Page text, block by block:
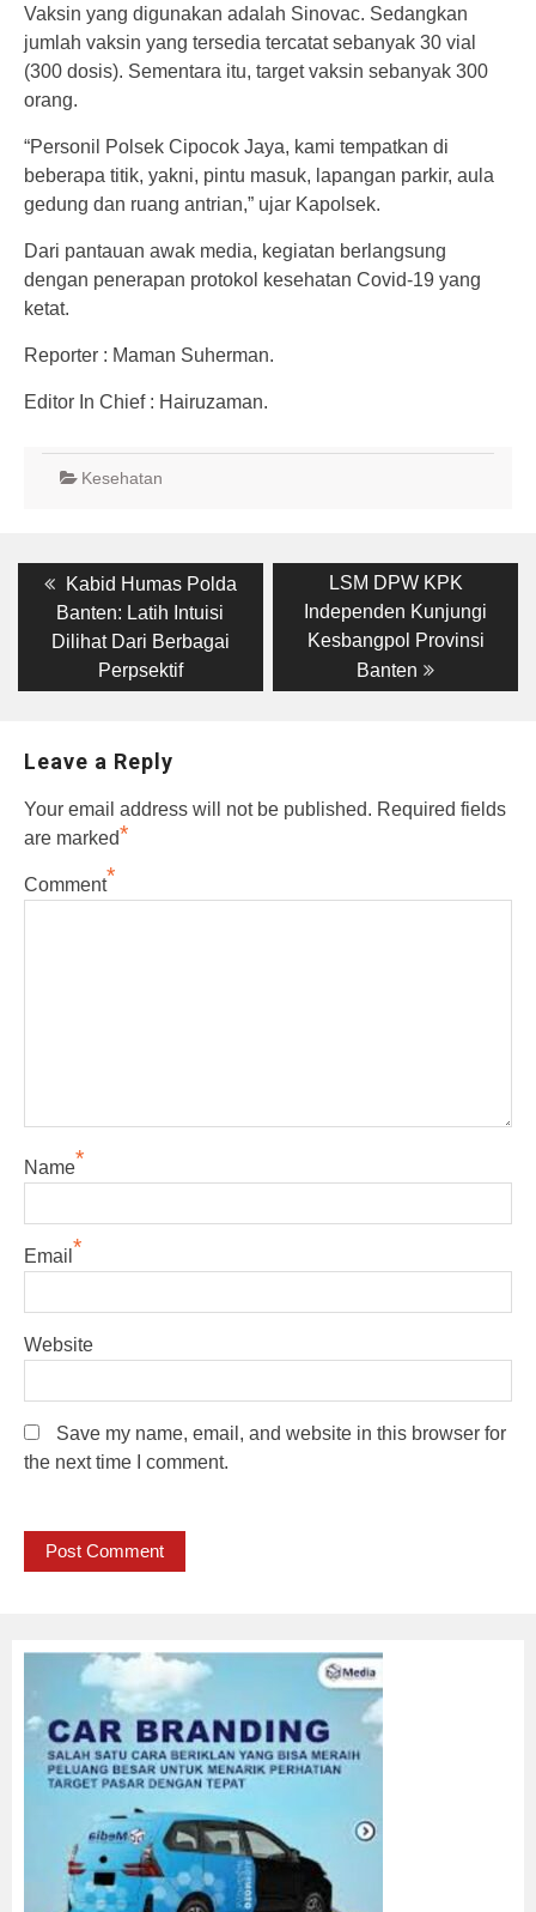
Vaksin yang digunakan adalah Sinovac. Sedangkan
jumlah vaksin yang tersedia tercatat sebanyak 30 vial
(300 dosis). Sementara itu, target vaksin sebanyak 300
orang.
“Personil Polsek Cipocok Jaya, kami tempatkan di
beberapa titik, yakni, pintu masuk, lapangan parkir, aula
gedung dan ruang antrian,” ujar Kapolsek.
Dari pantauan awak media, kegiatan berlangsung
dengan penerapan protokol kesehatan Covid-19 yang
ketat.
Reporter : Maman Suherman.
Editor In Chief : Hairuzaman.
Kesehatan
Post
navigation
Previous
post:
Kabid Humas Polda
Banten: Latih Intuisi
Dilihat Dari Berbagai
Perpsektif
Next
post:
LSM DPW KPK
Independen Kunjungi
Kesbangpol Provinsi
Banten
Leave a Reply
Your email address will not be published. Required fields
are marked*
Comment*
Name*
Email *
Website
Save my name, email, and website in this browser for
the next time I comment.